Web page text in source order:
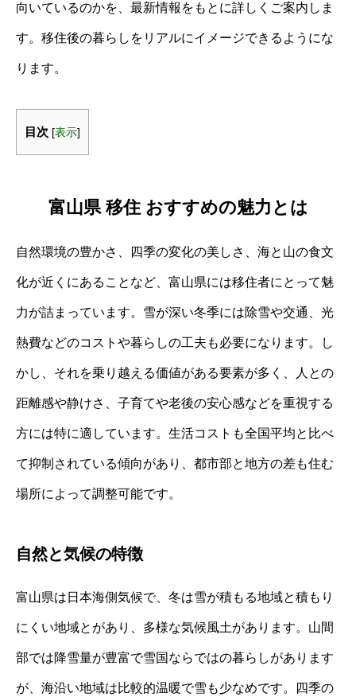
向いているのかを、最新情報をもとに詳しくご案内しま
す。移住後の暮らしをリアルにイメージできるようにな
ります。
目次 [表示]
富山県 移住 おすすめの魅力とは
自然環境の豊かさ、四季の変化の美しさ、海と山の食文
化が近くにあることなど、富山県には移住者にとって魅
力が詰まっています。雪が深い冬季には除雪や交通、光
熱費などのコストや暮らしの工夫も必要になります。し
かし、それを乗り越える価値がある要素が多く、人との
距離感や静けさ、子育てや老後の安心感などを重視する
方には特に適しています。生活コストも全国平均と比べ
て抑制されている傾向があり、都市部と地方の差も住む
場所によって調整可能です。
自然と気候の特徴
富山県は日本海側気候で、冬は雪が積もる地域と積もり
にくい地域とがあり、多様な気候風土があります。山間
部では降雪量が豊富で雪国ならではの暮らしがあります
が、海沿い地域は比較的温暖で雪も少なめです。四季の